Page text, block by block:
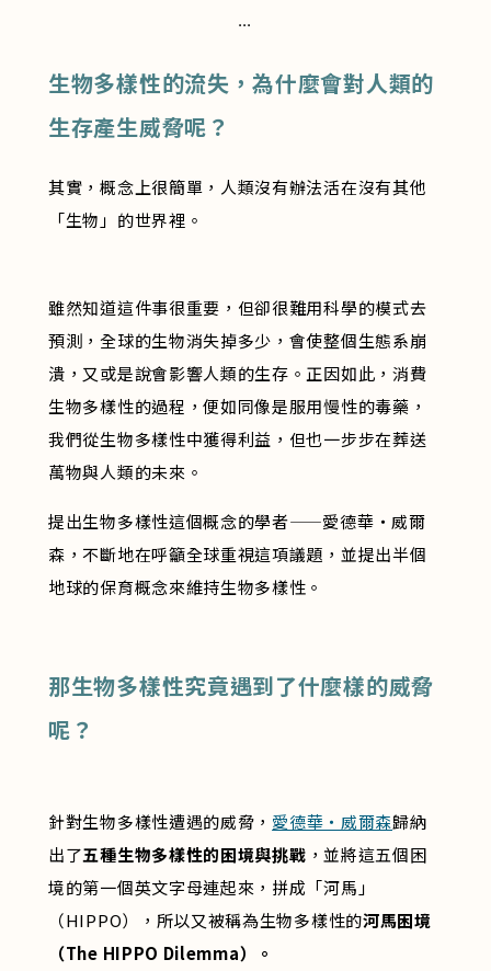
⋯
生物多樣性的流失，為什麼會對人類的
生存產生威脅呢？
其實，概念上很簡單，人類沒有辦法活在沒有其他
「生物」的世界裡。
雖然知道這件事很重要，但卻很難用科學的模式去
預測，全球的生物消失掉多少，會使整個生態系崩
潰，又或是說會影響人類的生存。正因如此，消費
生物多樣性的過程，便如同像是服用慢性的毒藥，
我們從生物多樣性中獲得利益，但也一步步在葬送
萬物與人類的未來。
提出生物多樣性這個概念的學者——愛德華・威爾
森，不斷地在呼籲全球重視這項議題，並提出半個
地球的保育概念來維持生物多樣性。
那生物多樣性究竟遇到了什麼樣的威脅
呢？
針對生物多樣性遭遇的威脅， 愛德華・威爾森歸納
出了五種生物多樣性的困境與挑戰 ，並將這五個困
境的第一個英文字母連起來，拼成「河馬」
（HIPPO），所以又被稱為生物多樣性的河馬困境
（The HIPPO Dilemma）。